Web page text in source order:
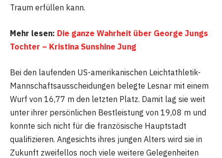
Traum erfüllen kann.
Mehr lesen: Die ganze Wahrheit über George Jungs
Tochter – Kristina Sunshine Jung
Bei den laufenden US-amerikanischen Leichtathletik-
Mannschaftsausscheidungen belegte Lesnar mit einem
Wurf von 16,77 m den letzten Platz. Damit lag sie weit
unter ihrer persönlichen Bestleistung von 19,08 m und
konnte sich nicht für die französische Hauptstadt
qualifizieren. Angesichts ihres jungen Alters wird sie in
Zukunft zweifellos noch viele weitere Gelegenheiten